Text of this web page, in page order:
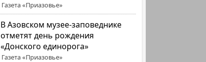
Газета «Приазовье»
В Азовском музее-заповеднике
отметят день рождения
«Донского единорога»
Газета «Приазовье»